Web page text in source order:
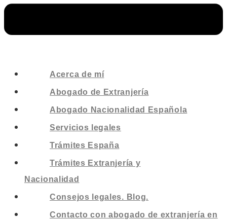
Acerca de mí
Abogado de Extranjería
Abogado Nacionalidad Española
Servicios legales
Trámites España
Trámites Extranjería y
Nacionalidad
Consejos legales. Blog.
Contacto con abogado de extranjería en